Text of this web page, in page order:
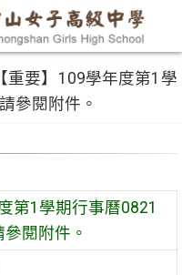
【重要】109學年度第1學
參閱附件。
第1學期行事曆0821
閱附件。